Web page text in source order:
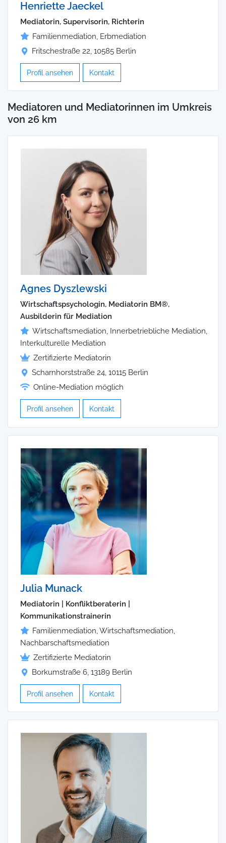
Henriette Jaeckel
Mediatorin, Supervisorin, Richterin
Familienmediation, Erbmediation
Fritschestraße 22, 10585 Berlin
Profil ansehen Kontakt
Mediatoren und Mediatorinnen im Umkreis
von 26 km
Agnes Dyszlewski
Wirtschaftspsychologin, Mediatorin BM®,
Ausbilderin für Mediation
Wirtschaftsmediation, Innerbetriebliche Mediation,
Interkulturelle Mediation
Zertifizierte Mediatorin
Scharnhorststraße 24, 10115 Berlin
Online-Mediation möglich
Profil ansehen Kontakt
Julia Munack
Mediatorin | Konfliktberaterin |
Kommunikationstrainerin
Familienmediation, Wirtschaftsmediation,
Nachbarschaftsmediation
Zertifizierte Mediatorin
Borkumstraße 6, 13189 Berlin
Profil ansehen Kontakt